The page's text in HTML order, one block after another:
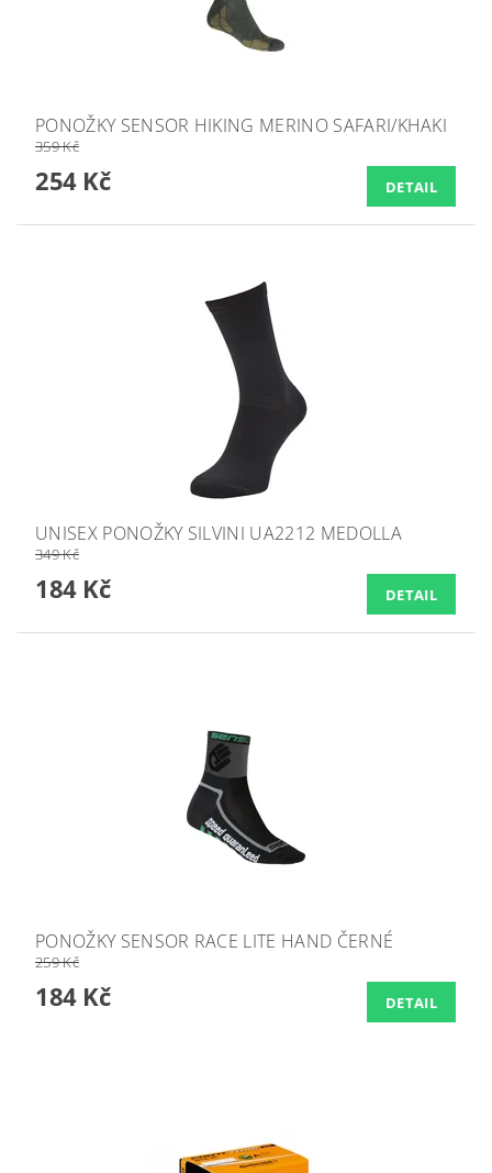
PONOŽKY SENSOR HIKING MERINO SAFARI/KHAKI
359 Kč
254 Kč DETAIL
UNISEX PONOŽKY SILVINI UA2212 MEDOLLA
349 Kč
184 Kč DETAIL
PONOŽKY SENSOR RACE LITE HAND ČERNÉ
259 Kč
184 Kč DETAIL